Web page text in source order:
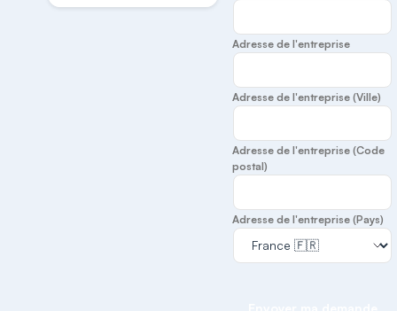
Adresse de l'entreprise
Adresse de l'entreprise (Ville)
Adresse de l'entreprise (Code
postal)
Adresse de l'entreprise (Pays)